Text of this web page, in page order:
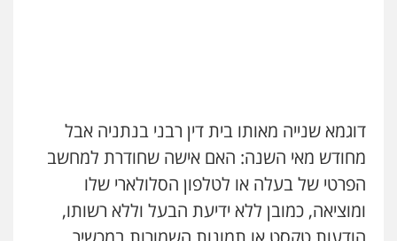
דוגמא שנייה מאותו בית דין רבני בנתניה אבל
מחודש מאי השנה: האם אישה שחודרת למחשב
הפרטי של בעלה או לטלפון הסלולארי שלו
ומוציאה, כמובן ללא ידיעת הבעל וללא רשותו,